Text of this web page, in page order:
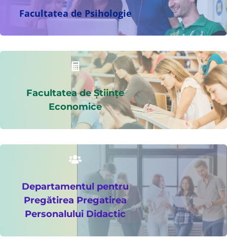
Facultatea de Psihologie

Facultatea de Științe
Economice

Departamentul pentru
Pregătirea Pregatirea
Personalului Didactic